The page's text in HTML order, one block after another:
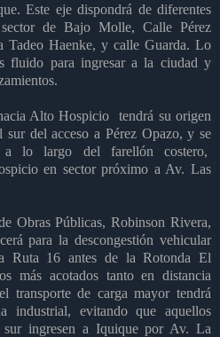
Este eje dispondrá de diferentes
de Bajo Molle, Calle Pérez
Tadeo Haenke, y calle Guarda. Lo
fluido para ingresar a la ciudad y
Alto Hospicio tendrá su origen
del acceso a Pérez Opazo, y se
a lo largo del farellón costero,
en sector próximo a Av. Las
Obras Públicas, Robinson Rivera,
para la descongestión vehicular
Ruta 16 antes de la Rotonda El
más acotados tanto en distancia
transporte de carga mayor tendrá
industrial, evitando que aquellos
ingresen a Iquique por Av. La